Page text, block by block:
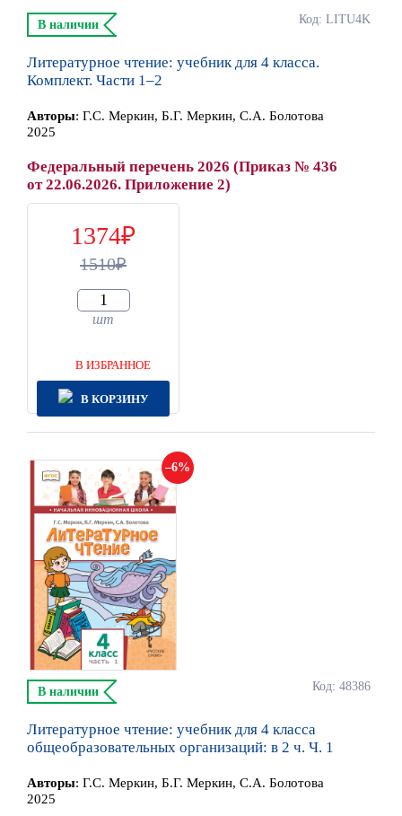
Код: LITU4K
В наличии
Литературное чтение: учебник для 4 класса.
Комплект. Части 1–2
Авторы: Г.С. Меркин, Б.Г. Меркин, С.А. Болотова
2025
Федеральный перечень 2026 (Приказ № 436
от 22.06.2026. Приложение 2)
1374
1510
шт
В ИЗБРАННОЕ
В КОРЗИНУ
6
Код: 48386
В наличии
Литературное чтение: учебник для 4 класса
общеобразовательных организаций: в 2 ч. Ч. 1
Авторы: Г.С. Меркин, Б.Г. Меркин, С.А. Болотова
2025